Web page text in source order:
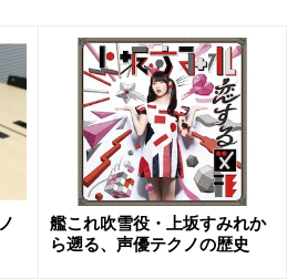
イドルのシェリー。ヴァラエテ
ネル」にも出ていたと言えば、
は？ せんだみつお、木の葉の
ネンコ、デストロイヤーなど
時折TVでお見かけします。シ
甘い経験』（1974年）。特筆す
歌謡に挑戦した『恋のハッス
艦これ吹雪役・上坂すみれか
ら遡る、声優テクノの歴史